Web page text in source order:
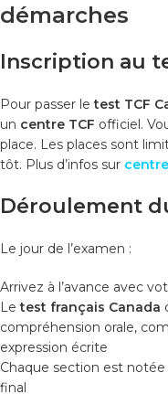
démarches
Inscription au
Pour passer letest TCF
un centre TCF officiel.
place. Les places sont
tôt. Plus d’infos sur
Déroulement
Le jour de l’examen :
Arrivez à l’avance avec
Letest français Canada
compréhension orale,
expression écrite
Chaque section est
final